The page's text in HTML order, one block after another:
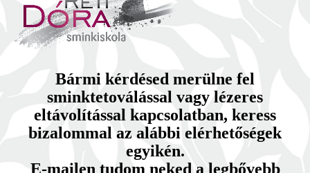
Bármi kérdésed merülne fel
sminktetoválással vagy lézeres
eltávolítással kapcsolatban, keress
bizalommal az alábbi elérhetőségek
egyikén.
E-mailen tudom neked a legbővebb